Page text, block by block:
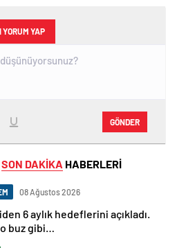
YAP
GÖNDER
SON DAKİKA HABERLERİ
08 Ağustos 2026
6 aylık hedeflerini açıkladı.
buz gibi…